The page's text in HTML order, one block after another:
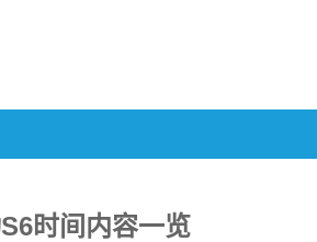
时间内容一览